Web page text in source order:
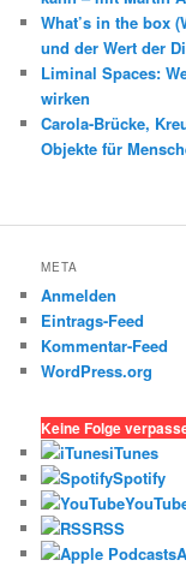
What’s in the box
und der Wert der
Liminal Spaces:
wirken
Carola-Brücke,
Objekte für
META
Anmelden
Eintrags-Feed
Kommentar-Feed
WordPress.org
Keine Folge
iTunes
Spotify
RSS